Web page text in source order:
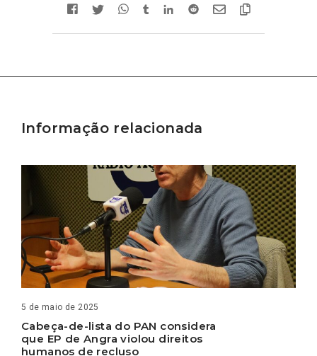
Informação relacionada
5 de maio de 2025
Cabeça-de-lista do PAN considera
que EP de Angra violou direitos
humanos de recluso